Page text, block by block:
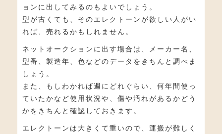
ョンに出してみるのもよいでしょう。
型が古くても、そのエレクトーンが欲しい人がい
れば、売れるかもしれません。
ネットオークションに出す場合は、メーカー名、
型番、製造年、色などのデータをきちんと調べま
しょう。
また、もしわかれば週にどれぐらい、何年間使っ
ていたかなど使用状況や、傷や汚れがあるかどう
かをきちんと確認しておきます。
エレクトーンは大きくて重いので、運搬が難しく